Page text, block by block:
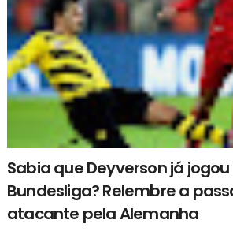
Sabia que Deyverson já
Bundesliga? Relembre a
atacante pela Alemanha